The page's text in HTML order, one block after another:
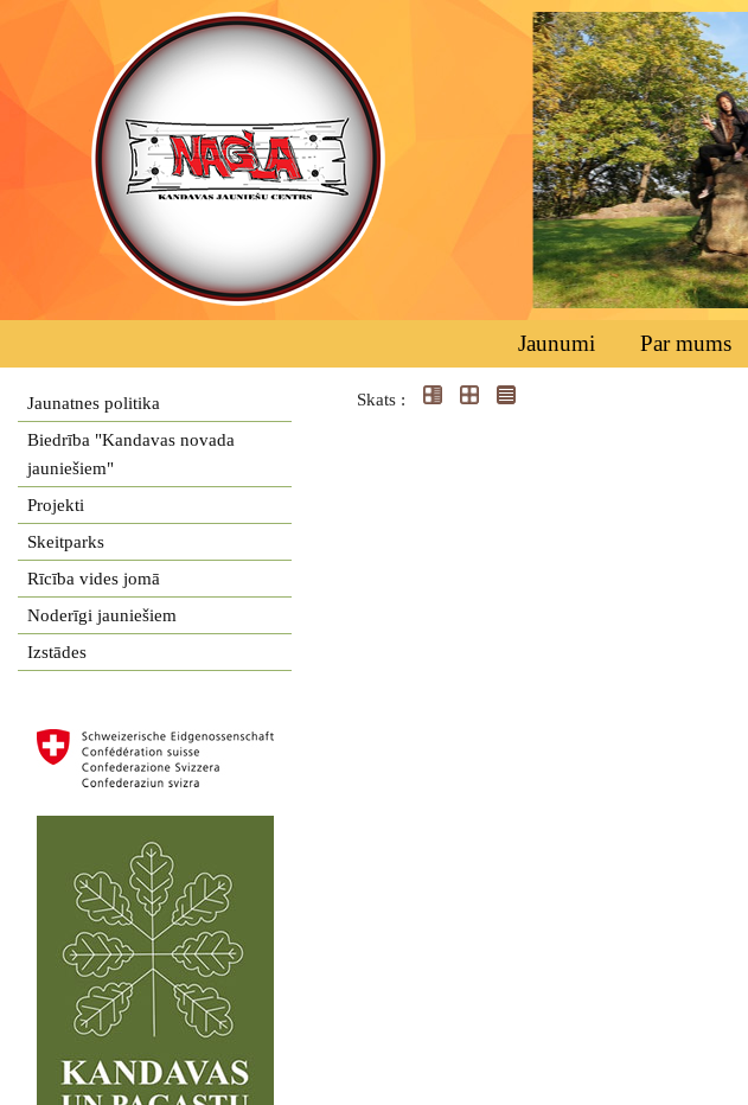
Jaunumi Par mums
Jaunatnes politika
Biedrība "Kandavas novada
jauniešiem"
Projekti
Skeitparks
Rīcība vides jomā
Noderīgi jauniešiem
Izstādes
Skats :